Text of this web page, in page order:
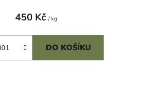
450 Kč / kg
DO KOŠÍKU